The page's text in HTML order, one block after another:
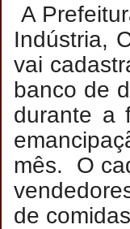
A
Indústria,
vai
banco de
durante a
mês. O
de